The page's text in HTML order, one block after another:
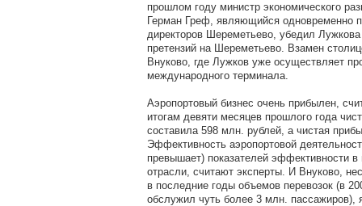
прошлом году министр экономического
Герман Греф, являющийся одновременно
директоров Шереметьево, убедил Лужкова
претензий на Шереметьево. Взамен
Внуково, где Лужков уже осуществляет
международного терминала.
Аэропортовый бизнес очень прибылен,
итогам девяти месяцев прошлого года
составила 598 млн. рублей, а чистая
Эффективность аэропортовой
превышает) показателей эффективности в
отрасли, считают эксперты. И Внуково,
в последние годы объемов перевозок (в
обслужил чуть более 3 млн. пассажиров),